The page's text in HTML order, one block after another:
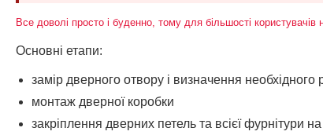
Все доволі просто і буденно, тому для більшості
Основні етапи:
замір дверного отвору і визначення необхідного
монтаж дверної коробки
закріплення дверних петель та всієї фурнітури